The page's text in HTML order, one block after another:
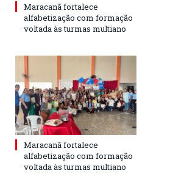
Maracanã fortalece
alfabetização com formação
voltada às turmas multiano
Maracanã fortalece
alfabetização com formação
voltada às turmas multiano